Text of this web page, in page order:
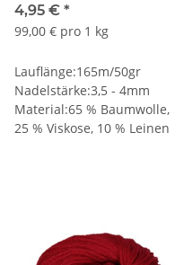
4,95 € *
99,00 € pro 1 kg
Lauflänge:165m/50gr
Nadelstärke:3,5 - 4mm
Material:65 % Baumwolle,
25 % Viskose, 10 % Leinen